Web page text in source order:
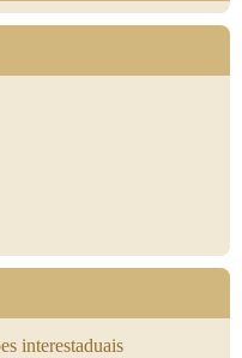
interestaduais